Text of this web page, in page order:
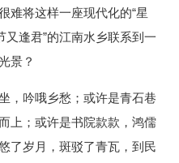
难将这样一座现代化的“星
又逢君”的江南水乡联系到一
景？
，吟哦乡愁；或许是青石巷
上；或许是书院款款，鸿儒
岁月，斑驳了青瓦，到民